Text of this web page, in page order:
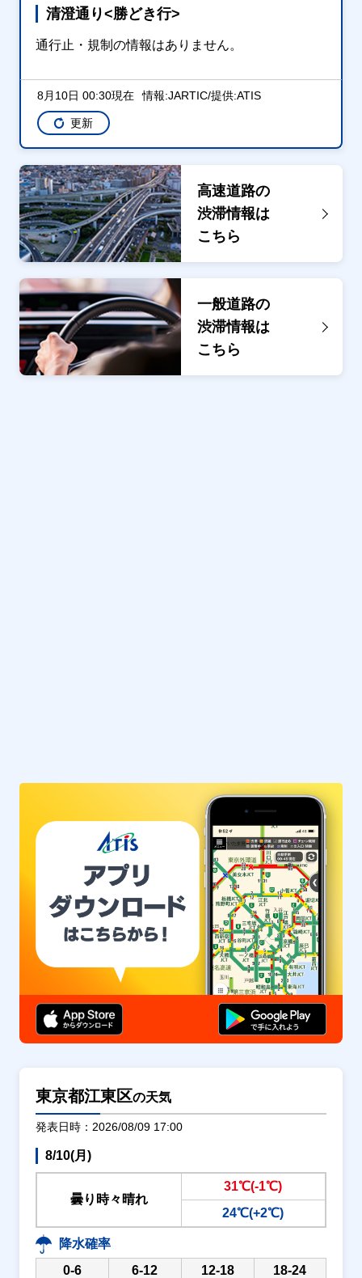
清澄通り<勝どき行>
通行止・規制の情報はありません。
8月10日 00:30現在 情報:JARTIC/提供:ATIS
更新
高速道路の
渋滞情報は
こちら
一般道路の
渋滞情報は
こちら
東京都江東区の天気
発表日時：2026/08/09 17:00
8/10(月)
曇り時々晴れ
31℃(-1℃)
24℃(+2℃)
降水確率
0-6
6-12 12-18
18-24